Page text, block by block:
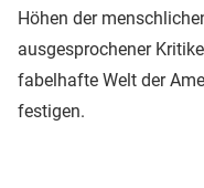
Höhen der
ausgesprochener
fabelhafte Welt der
festigen.